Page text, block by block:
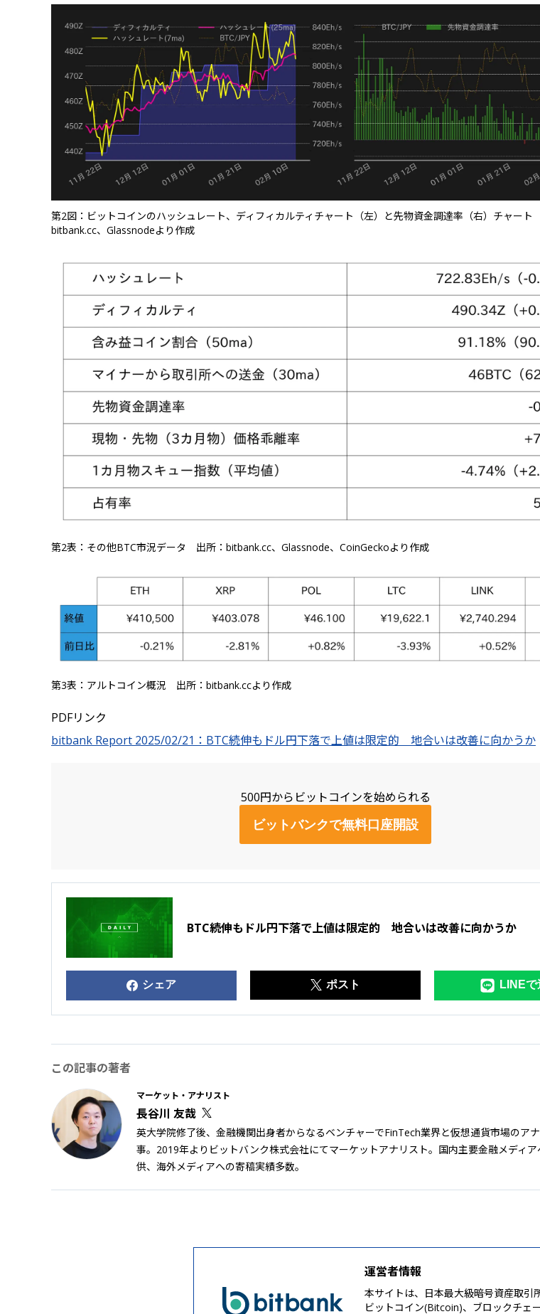
第2図：ビットコインのハッシュレート、ディフィカルティチャート（左）と先物資金調達率（右）チャー
bitbank.cc、Glassnodeより作成
第2表：その他BTC市況データ 出所：bitbank.cc、Glassnode、CoinGeckoより作成
第3表：アルトコイン概況 出所：bitbank.ccより作成
PDFリンク
bitbank Report 2025/02/21：BTC続伸もドル円下落で上値は限定的 地合いは改善に向かうか
500円からビットコインを始められる
ビットバンクで無料口座開設
BTC続伸もドル円下落で上値は限定的 地合いは改善に向かうか
シェア ポスト LINEで
この記事の著者
マーケット・アナリスト
長谷川 友哉
英大学院修了後、金融機関出身者からなるベンチャーでFinTech業界と仮想通貨市場のア
事。2019年よりビットバンク株式会社にてマーケットアナリスト。国内主要金融メディ
供、海外メディアへの寄稿実績多数。
運営者情報
本サイトは、日本最大級暗号資産取引
ビットコイン(Bitcoin)、ブロックチェ